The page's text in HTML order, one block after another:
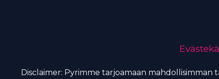
Disclaimer: Pyrimme tarjoamaan